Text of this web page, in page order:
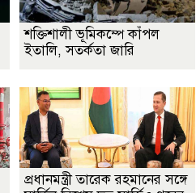
শক্তিশালী ভূমিকম্পে কাঁপল
ইতালি, সতর্কতা জারি
প্রধানমন্ত্রী তারেক রহমানের সঙ্গে